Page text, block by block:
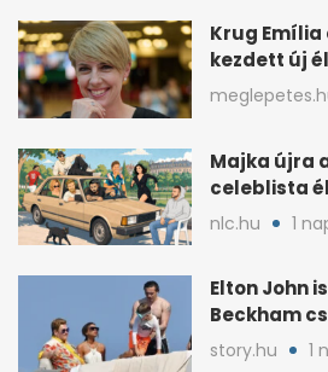
Krug
kezdett új
Majka újra
celeblista
váratlan név
nlc.hu 1
Elton John
Beckham
francia
story.hu 1